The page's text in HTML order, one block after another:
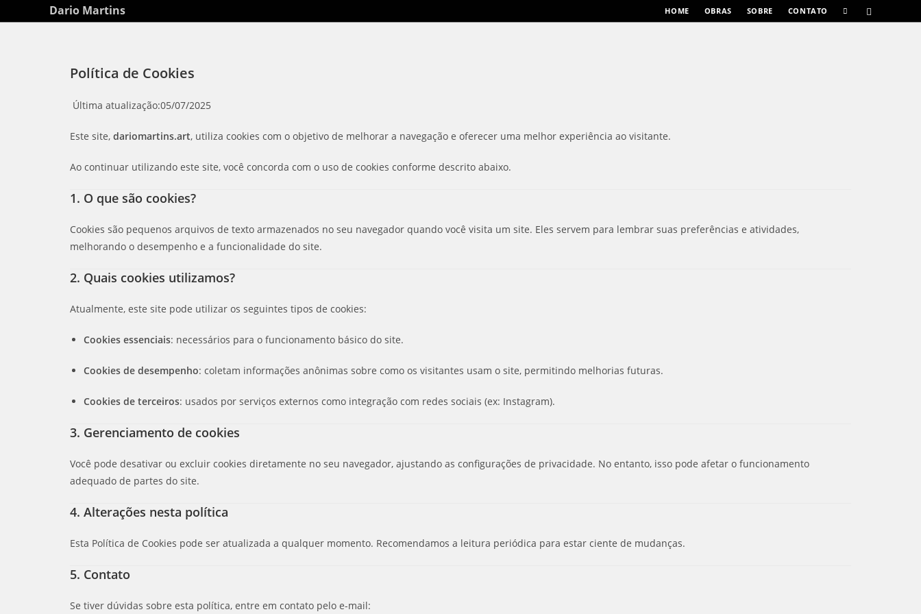
Dario Martins HOME OBRAS SOBRE CONTATO
Política de Cookies
Última atualização:05/07/2025
Este site, dariomartins.art, utiliza cookies com o objetivo de melhorar a navegação e oferecer uma melhor experiência ao visitante.
Ao continuar utilizando este site, você concorda com o uso de cookies conforme descrito abaixo.
1. O que são cookies?
Cookies são pequenos arquivos de texto armazenados no seu navegador quando você visita um site. Eles servem para lembrar suas preferências e atividades,
melhorando o desempenho e a funcionalidade do site.
2. Quais cookies utilizamos?
Atualmente, este site pode utilizar os seguintes tipos de cookies:
Cookies essenciais: necessários para o funcionamento básico do site.
Cookies de desempenho: coletam informações anônimas sobre como os visitantes usam o site, permitindo melhorias futuras.
Cookies de terceiros: usados por serviços externos como integração com redes sociais (ex: Instagram).
3. Gerenciamento de cookies
Você pode desativar ou excluir cookies diretamente no seu navegador, ajustando as configurações de privacidade. No entanto, isso pode afetar o funcionamento
adequado de partes do site.
4. Alterações nesta política
Esta Política de Cookies pode ser atualizada a qualquer momento. Recomendamos a leitura periódica para estar ciente de mudanças.
5. Contato
Se tiver dúvidas sobre esta política, entre em contato pelo e-mail: